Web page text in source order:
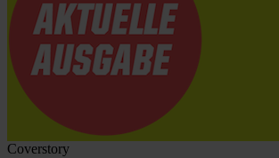
Coverstory